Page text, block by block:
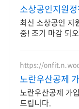
소상공인지원
최신 소상공인 지
중! 조기 마감 되
소상공인정책자금
https://
노란우산공제
노란우산공제 가
드립니다.